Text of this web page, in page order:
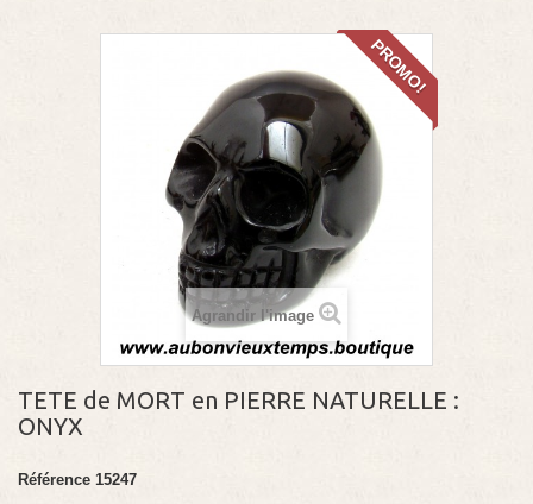
PROMO!
Agrandir l'image
TETE de MORT en PIERRE NATURELLE :
ONYX
Référence 15247